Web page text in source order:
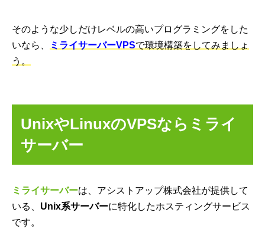
そのような少しだけレベルの高いプログラミングをした
いなら、
ミライサーバーVPSで環境構築をしてみましょ
う。
UnixやLinuxのVPSならミライ
サーバー
ミライサーバーは、アシストアップ株式会社が提供して
いる、 Unix系サーバーに特化したホスティングサービス
です。